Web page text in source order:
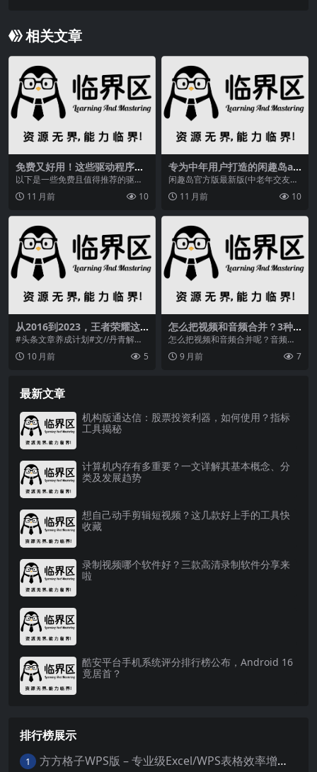
相关文章
免费又好用！这些驱动程序更
新工具来袭，快看看适合你
吗？
以下是一些免费且值得推荐的驱动
程序更新工具，这些软件可以帮助
你检测、下载和更新电...
11 月前 10
专为中年用户打造的闲趣岛ap
p，丰富活动让生活多彩
闲趣岛官方版最新版(中老年交友软
件) v7.7.02 安卓手机版,闲趣岛app
官...11 月前 10
从2016到2023，王者荣耀这
些年变化有多大？你知道吗？
#头条文章养成计划#文//丹青解说
原创我是2016年接触王者荣耀的，
当时只玩了...
10 月前 5
怎么把视频和音频合并？3种
实用方法分享：手机电脑都能
怎么把视频和音频合并呢？音频和
视频想要合并在一起还不简单吗，
我们可以借助视频剪辑...
9 月前 7
最新文章
机构版通达信：股票投资利器，如何使用？指标
工具揭秘
计算机内存有多重要？一文详解其基本概念、分
类及发展趋势
想自己动手剪辑短视频？这几款好上手的工具快
收藏
录制视频哪个软件好？三款高清录制软件分享来
啦
酷安平台手机系统评分排行榜公布，Android 16
竟居首？
排行榜展示
1 方方格子WPS版 – 专业级Excel/WPS表格效率增强插件